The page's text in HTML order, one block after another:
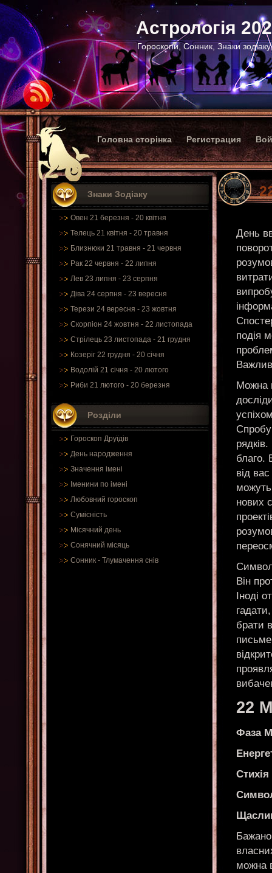
Астрологія
Гороскопи, Сонник, Знаки
Головна сторінка Регистрация
Знаки Зодіаку
Овен 21 березня - 20 квітня
Телець 21 квітня - 20 травня
Близнюки 21 травня - 21 червня
Рак 22 червня - 22 липня
Лев 23 липня - 23 серпня
Діва 24 серпня - 23 вересня
Терези 24 вересня - 23 жовтня
Скорпіон 24 жовтня - 22 листопада
Стрілець 23 листопада - 21 грудня
Козеріг 22 грудня - 20 січня
Водолій 21 січня - 20 лютого
Риби 21 лютого - 20 березня
Розділи
Гороскоп Друїдів
День народження
Значення імені
Іменини по імені
Любовний гороскоп
Сумісність
Місячний день
Сонячний місяць
Сонник - Тлумачення снів
День
подія
Можна
благо.
від
можуть
нових
Він
Іноді
брати
22
Фаза
Бажано
можна